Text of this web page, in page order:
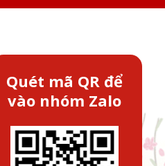
Quét mã QR để
vào nhóm Zalo